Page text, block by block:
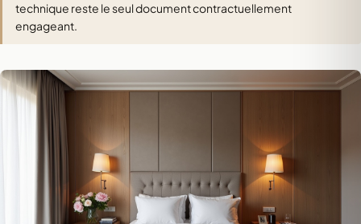
technique reste le seul document contractuellement
engageant.